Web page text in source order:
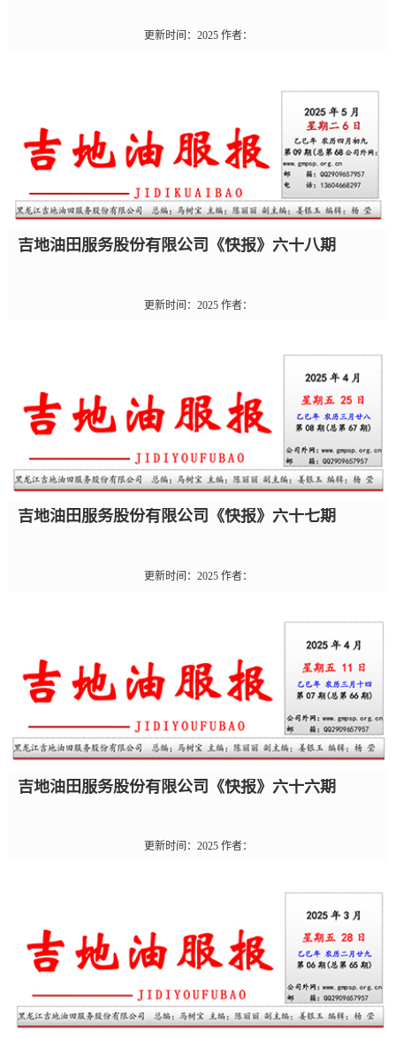
更新时间： 2025 作者：
吉地油田服务股份有限公司《快报》六十八期
更新时间： 2025 作者：
吉地油田服务股份有限公司《快报》六十七期
更新时间： 2025 作者：
吉地油田服务股份有限公司《快报》六十六期
更新时间： 2025 作者：